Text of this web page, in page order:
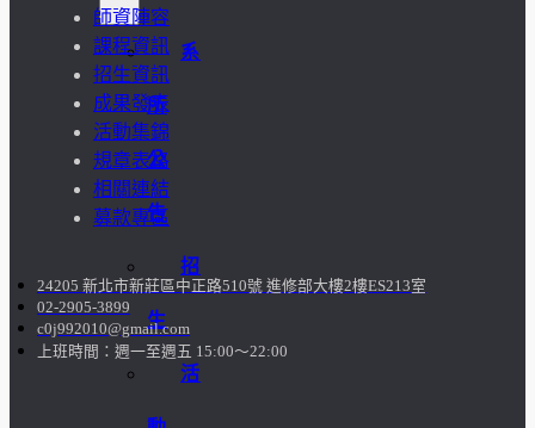
系
所
公
告
招
生
活
師資陣容
課程資訊
招生資訊
成果發表
活動集錦
規章表格
相關連結
募款專區
24205 新北市新莊區中正路510號 進修部大樓2樓ES213室
02-2905-3899
c0j992010@gmail.com
上班時間：週一至週五 15:00～22:00